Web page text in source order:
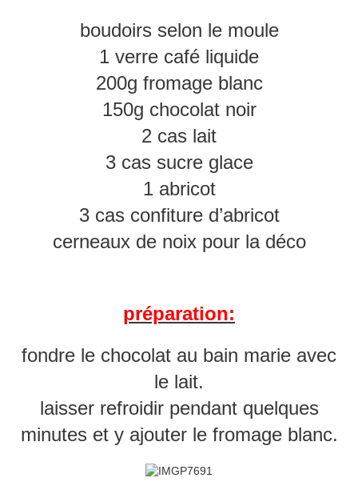
boudoirs selon le moule
1 verre café liquide
200g fromage blanc
150g chocolat noir
2 cas lait
3 cas sucre glace
1 abricot
3 cas confiture d’abricot
cerneaux de noix pour la déco
préparation:
fondre le chocolat au bain marie avec
le lait.
laisser refroidir pendant quelques
minutes et y ajouter le fromage blanc.